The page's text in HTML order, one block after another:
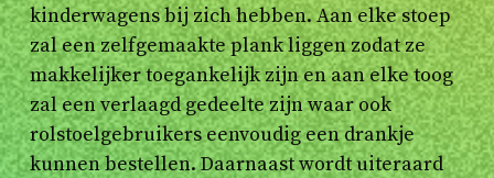
kinderwagens bij zich hebben. Aan elke stoep
zal een zelfgemaakte plank liggen zodat ze
makkelijker toegankelijk zijn en aan elke toog
zal een verlaagd gedeelte zijn waar ook
rolstoelgebruikers eenvoudig een drankje
kunnen bestellen. Daarnaast wordt uiteraard